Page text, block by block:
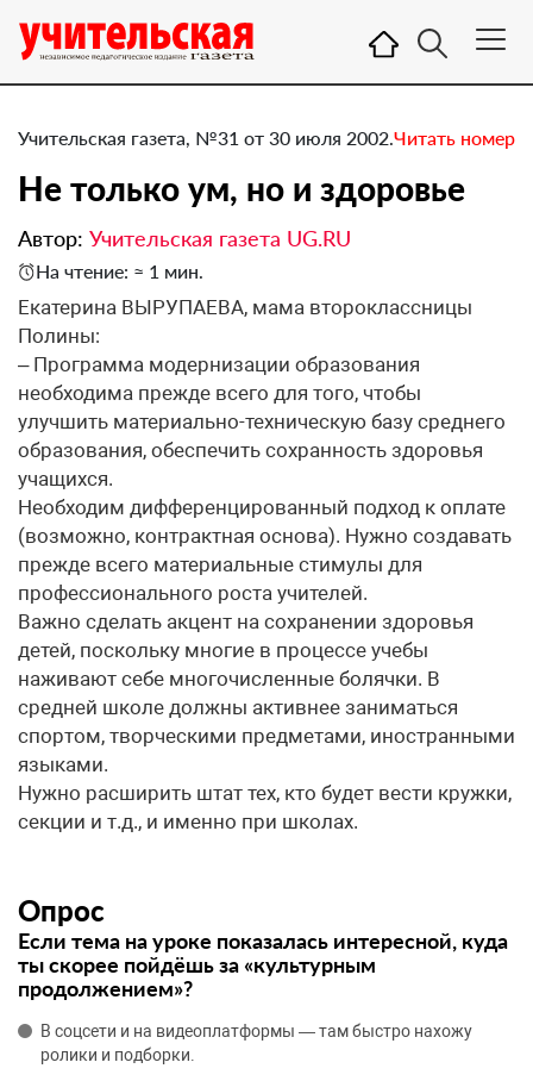
Учительская газета, №31 от 30 июля 2002.Читать номер
Не только ум, но и здоровье
Автор: Учительская газета UG.RU
На чтение: ≈ 1 мин.
Екатерина ВЫРУПАЕВА, мама второклассницы
Полины:
– Программа модернизации образования
необходима прежде всего для того, чтобы
улучшить материально-техническую базу среднего
образования, обеспечить сохранность здоровья
учащихся.
Необходим дифференцированный подход к оплате
(возможно, контрактная основа). Нужно создавать
прежде всего материальные стимулы для
профессионального роста учителей.
Важно сделать акцент на сохранении здоровья
детей, поскольку многие в процессе учебы
наживают себе многочисленные болячки. В
средней школе должны активнее заниматься
спортом, творческими предметами, иностранными
языками.
Нужно расширить штат тех, кто будет вести кружки,
секции и т.д., и именно при школах.
Опрос
Если тема на уроке показалась интересной, куда
ты скорее пойдёшь за «культурным
продолжением»?
В соцсети и на видеоплатформы — там быстро нахожу
ролики и подборки.